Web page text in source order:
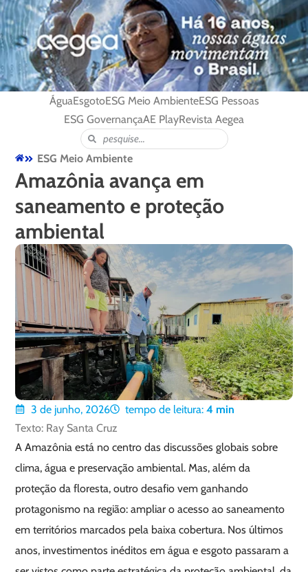
ÁguaEsgotoESG Meio AmbienteESG Pessoas
ESG GovernançaAE PlayRevista Aegea
ESG Meio Ambiente
Amazônia avança em
saneamento e proteção
ambiental
3 de junho, 2026 tempo de leitura: 4 min
Texto: Ray Santa Cruz
A Amazônia está no centro das discussões globais sobre
clima, água e preservação ambiental. Mas, além da
proteção da floresta, outro desafio vem ganhando
protagonismo na região: ampliar o acesso ao saneamento
em territórios marcados pela baixa cobertura. Nos últimos
anos, investimentos inéditos em água e esgoto passaram a